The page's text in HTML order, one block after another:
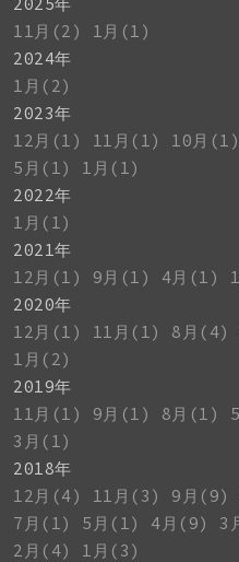
11月(2)
1月(1)
2024年
1月(2)
2023年
12月(1)
11月(1) 10月(1)
5月(1)
1月(1)
2022年
1月(1)
2021年
12月(1)
9月(1) 4月(1)
2020年
12月(1)
11月(1) 8月(4)
1月(2)
2019年
11月(1)
9月(1) 8月(1)
3月(1)
2018年
12月(4)
11月(3) 9月(9)
7月(1)
5月(1) 4月(9)
3
2月(4)
1月(3)